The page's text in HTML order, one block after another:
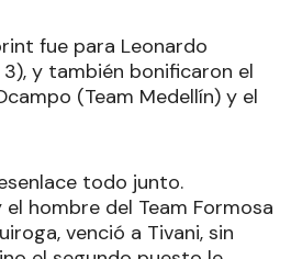
fue para Leonardo
y también bonificaron el
(Team Medellín) y el
todo junto.
hombre del Team Formosa
venció a Tivani, sin